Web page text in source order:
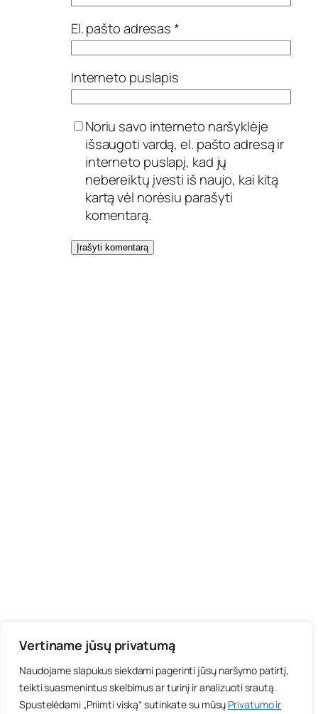
Vertiname jūsų privatumą
Naudojame slapukus siekdami pagerinti jūsų naršymo patirtį,
teikti suasmenintus skelbimus ar turinį ir analizuoti srautą.
Spustelėdami „Priimti viską“ sutinkate su mūsų Privatumo ir
El. pašto adresas*
Interneto puslapis
Noriu savo interneto naršyklėje
išsaugoti vardą, el. pašto adresą ir
interneto puslapį, kad jų
nebereiktų įvesti iš naujo, kai kitą
kartą vėl norėsiu parašyti
komentarą.